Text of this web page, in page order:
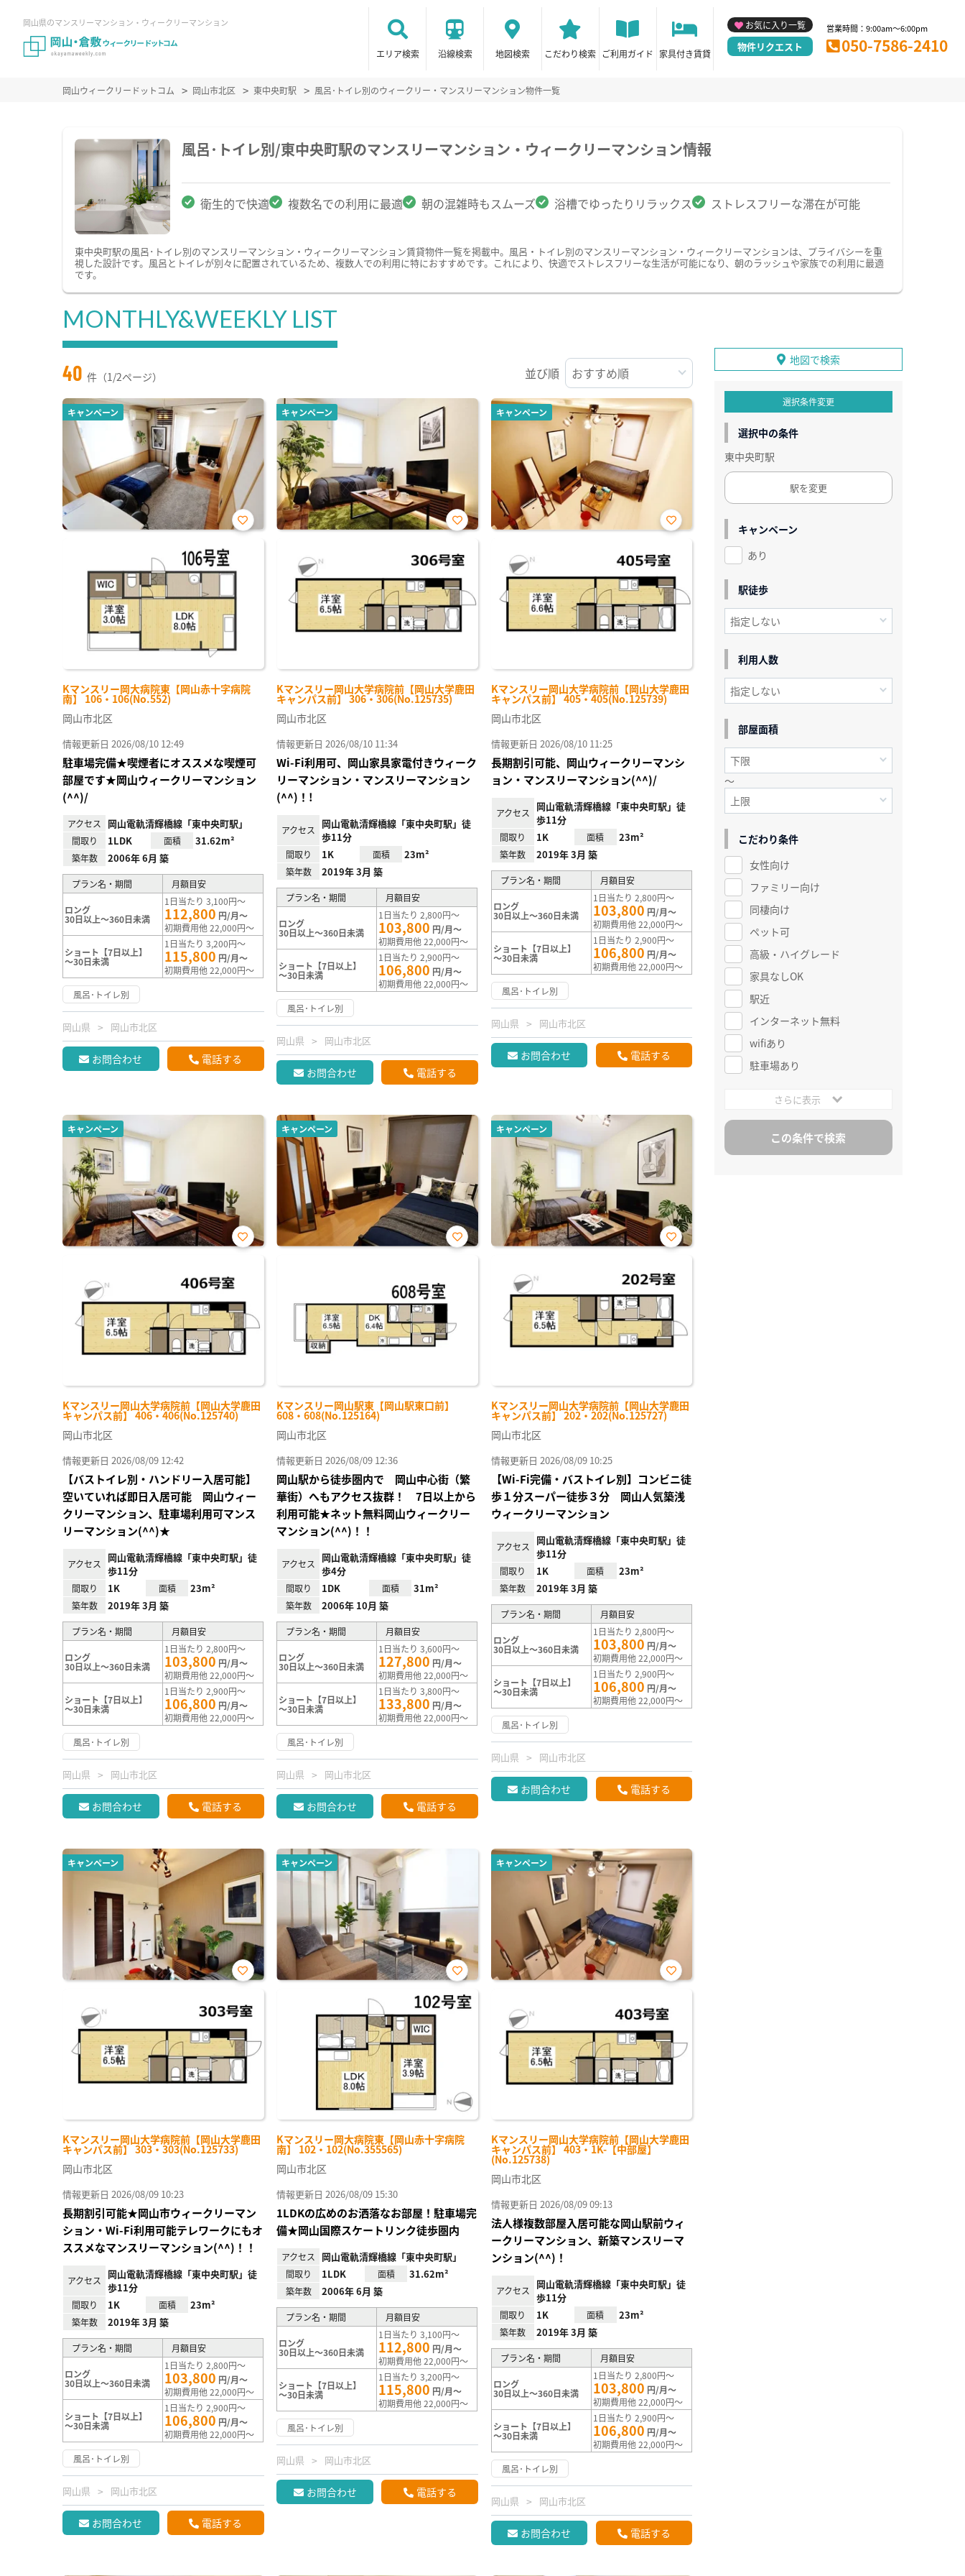
岡山県のマンスリーマンション・ウィークリーマンション
エリア検索 沿線検索 地図検索 こだわり検索 ご利用ガイド 家具付き賃貸
お気に入り一覧
物件リクエスト
営業時間：9:00am～6:00pm
050-7586-2410
岡山ウィークリードットコム 岡山市北区 東中央町駅 風呂･トイレ別のウィークリー・マンスリーマンション物件一覧
風呂･トイレ別/東中央町駅のマンスリーマンション・ウィークリーマンション情報
衛生的で快適 複数名での利用に最適 朝の混雑時もスムーズ 浴槽でゆったりリラックス ストレスフリーな滞在が可能
東中央町駅の風呂･トイレ別のマンスリーマンション・ウィークリーマンション賃貸物件一覧を掲載中。風呂・トイレ別のマンスリーマンション・ウィークリーマンションは、プライバシーを重
視した設計です。風呂とトイレが別々に配置されているため、複数人での利用に特におすすめです。これにより、快適でストレスフリーな生活が可能になり、朝のラッシュや家族での利用に最適
です。
MONTHLY&WEEKLY LIST
40 件（1/2ページ） 並び順
キャンペーン
Kマンスリー岡大病院東【岡山赤十字病院
南】 106・106(No.552)
お気
録
岡山市北区
情報更新日 2026/08/10 12:49
駐車場完備★喫煙者にオススメな喫煙可
部屋です★岡山ウィークリーマンション
(^^)/
アクセス 岡山電軌清輝橋線「東中央町駅」
間取り 1LDK 面積 31.62m²
築年数 2006年 6月 築
プラン名・期間 月額目安
ロング
30日以上～360日未満
1日当たり 3,100円～
112,800 円/月～
初期費用他 22,000円～
ショート【7日以上】
～30日未満
1日当たり 3,200円～
115,800 円/月～
初期費用他 22,000円～
風呂･トイレ別
岡山県 岡山市北区
お問合わせ 電話する
キャンペーン
Kマンスリー岡山大学病院前【岡山大学鹿田
キャンパス前】 306・306(No.125735)
お気
り登
録
岡山市北区
情報更新日 2026/08/10 11:34
Wi-Fi利用可、岡山家具家電付きウィーク
リーマンション・マンスリーマンション
(^^)！!
アクセス
岡山電軌清輝橋線「東中央町駅」徒
歩11分
間取り 1K 面積 23m²
築年数 2019年 3月 築
プラン名・期間 月額目安
ロング
30日以上～360日未満
1日当たり 2,800円～
103,800 円/月～
初期費用他 22,000円～
ショート【7日以上】
～30日未満
1日当たり 2,900円～
106,800 円/月～
初期費用他 22,000円～
風呂･トイレ別
岡山県 岡山市北区
お問合わせ 電話する
キャンペーン
Kマンスリー岡山大学病院前【岡山大学鹿田
キャンパス前】 405・405(No.125739)
お気
り登
録
岡山市北区
情報更新日 2026/08/10 11:25
長期割引可能、岡山ウィークリーマンシ
ョン・マンスリーマンション(^^)/
アクセス
岡山電軌清輝橋線「東中央町駅」徒
歩11分
間取り 1K 面積 23m²
築年数 2019年 3月 築
プラン名・期間 月額目安
ロング
30日以上～360日未満
1日当たり 2,800円～
103,800 円/月～
初期費用他 22,000円～
ショート【7日以上】
～30日未満
1日当たり 2,900円～
106,800 円/月～
初期費用他 22,000円～
風呂･トイレ別
岡山県 岡山市北区
お問合わせ 電話する
キャンペーン
Kマンスリー岡山大学病院前【岡山大学鹿田
キャンパス前】 406・406(No.125740)
お気
り登
録
岡山市北区
情報更新日 2026/08/09 12:42
【バストイレ別・ハンドリー入居可能】
空いていれば即日入居可能 岡山ウィー
クリーマンション、駐車場利用可マンス
リーマンション(^^)★
アクセス
岡山電軌清輝橋線「東中央町駅」徒
歩11分
間取り 1K 面積 23m²
築年数 2019年 3月 築
プラン名・期間 月額目安
ロング
30日以上～360日未満
1日当たり 2,800円～
103,800 円/月～
初期費用他 22,000円～
ショート【7日以上】
～30日未満
1日当たり 2,900円～
106,800 円/月～
初期費用他 22,000円～
風呂･トイレ別
岡山県 岡山市北区
お問合わせ 電話する
キャンペーン
Kマンスリー岡山駅東【岡山駅東口前】
608・608(No.125164)
お気
岡山市北区
情報更新日 2026/08/09 12:36
岡山駅から徒歩圏内で 岡山中心街（繁
華街）へもアクセス抜群！ 7日以上から
利用可能★ネット無料岡山ウィークリー
マンション(^^)！！
アクセス
岡山電軌清輝橋線「東中央町駅」徒
歩4分
間取り 1DK 面積 31m²
築年数 2006年 10月 築
プラン名・期間 月額目安
ロング
30日以上～360日未満
1日当たり 3,600円～
127,800 円/月～
初期費用他 22,000円～
ショート【7日以上】
～30日未満
1日当たり 3,800円～
133,800 円/月～
初期費用他 22,000円～
風呂･トイレ別
岡山県 岡山市北区
お問合わせ 電話する
キャンペーン
Kマンスリー岡山大学病院前【岡山大学鹿田
キャンパス前】 202・202(No.125727)
お気
り登
録
岡山市北区
情報更新日 2026/08/09 10:25
【Wi-Fi完備・バストイレ別】コンビニ徒
歩１分スーパー徒歩３分 岡山人気築浅
ウィークリーマンション
アクセス
岡山電軌清輝橋線「東中央町駅」徒
歩11分
間取り 1K 面積 23m²
築年数 2019年 3月 築
プラン名・期間 月額目安
ロング
30日以上～360日未満
1日当たり 2,800円～
103,800 円/月～
初期費用他 22,000円～
ショート【7日以上】
～30日未満
1日当たり 2,900円～
106,800 円/月～
初期費用他 22,000円～
風呂･トイレ別
岡山県 岡山市北区
お問合わせ 電話する
キャンペーン
Kマンスリー岡山大学病院前【岡山大学鹿田
キャンパス前】 303・303(No.125733)
お気
り登
録
岡山市北区
情報更新日 2026/08/09 10:23
長期割引可能★岡山市ウィークリーマン
ション・Wi-Fi利用可能テレワークにもオ
ススメなマンスリーマンション(^^)！！
アクセス
岡山電軌清輝橋線「東中央町駅」徒
歩11分
間取り 1K 面積 23m²
築年数 2019年 3月 築
プラン名・期間 月額目安
ロング
30日以上～360日未満
1日当たり 2,800円～
103,800 円/月～
初期費用他 22,000円～
ショート【7日以上】
～30日未満
1日当たり 2,900円～
106,800 円/月～
初期費用他 22,000円～
風呂･トイレ別
岡山県 岡山市北区
お問合わせ 電話する
キャンペーン
Kマンスリー岡大病院東【岡山赤十字病院
南】 102・102(No.355565)
お気
に入
り登
岡山市北区
情報更新日 2026/08/09 15:30
1LDKの広めのお洒落なお部屋！駐車場完
備★岡山国際スケートリンク徒歩圏内
アクセス 岡山電軌清輝橋線「東中央町駅」
間取り 1LDK 面積 31.62m²
築年数 2006年 6月 築
プラン名・期間 月額目安
ロング
30日以上～360日未満
1日当たり 3,100円～
112,800 円/月～
初期費用他 22,000円～
ショート【7日以上】
～30日未満
1日当たり 3,200円～
115,800 円/月～
初期費用他 22,000円～
風呂･トイレ別
岡山県 岡山市北区
お問合わせ 電話する
キャンペーン
Kマンスリー岡山大学病院前【岡山大学鹿田
キャンパス前】 403・1K-【中部屋】
(No.125738)
お気
り登
録
岡山市北区
情報更新日 2026/08/09 09:13
法人様複数部屋入居可能な岡山駅前ウィ
ークリーマンション、新築マンスリーマ
ンション(^^)！
アクセス
岡山電軌清輝橋線「東中央町駅」徒
歩11分
間取り 1K 面積 23m²
築年数 2019年 3月 築
プラン名・期間 月額目安
ロング
30日以上～360日未満
1日当たり 2,800円～
103,800 円/月～
初期費用他 22,000円～
ショート【7日以上】
～30日未満
1日当たり 2,900円～
106,800 円/月～
初期費用他 22,000円～
風呂･トイレ別
岡山県 岡山市北区
お問合わせ 電話する
地図で検索
選択条件変更
選択中の条件
東中央町駅
駅を変更
キャンペーン
あり
駅徒歩
利用人数
部屋面積
～
こだわり条件
女性向け
ファミリー向け
同棲向け
ペット可
高級・ハイグレード
家具なしOK
駅近
インターネット無料
wifiあり
駐車場あり
さらに表示